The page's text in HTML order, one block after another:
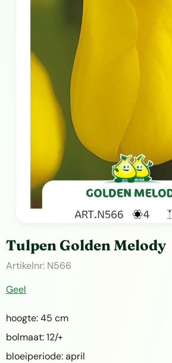
Tulpen Golden Melody
Artikelnr: N566
Geel
hoogte: 45 cm
bolmaat: 12/+
bloeiperiode: april